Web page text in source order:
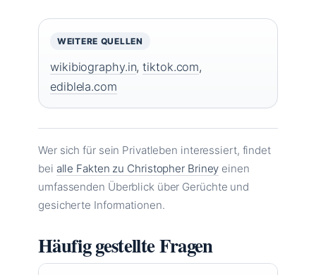
WEITERE QUELLEN
wikibiography.in,tiktok.com,
ediblela.com
Wer sich für sein Privatleben interessiert, findet
bei alle Fakten zu Christopher Briney einen
umfassenden Überblick über Gerüchte und
gesicherte Informationen.
Häufig gestellte Fragen